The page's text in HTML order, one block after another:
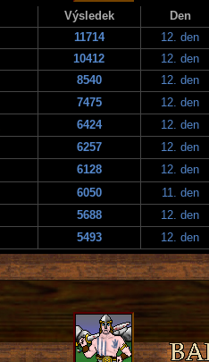
Výsledek
Den
11714
12. den
10412
12. den
8540
12. den
7475
12. den
6424
12. den
6257
12. den
6128
12. den
6050
11. den
5688
12. den
5493 12. den